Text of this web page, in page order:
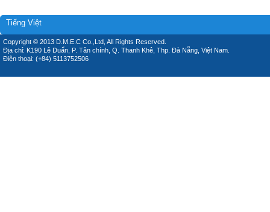
Tiếng Việt
Copyright © 2013 D.M.E.C Co.,Ltd, All Rights Reserved.
Địa chỉ: K190 Lê Duẩn, P. Tân chính, Q. Thanh Khê, Thp. Đà Nẵng, Việt Nam.
Điện thoại: (+84) 5113752506